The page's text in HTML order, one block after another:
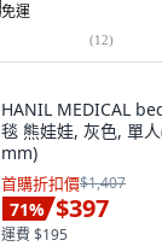
免運
(12)
HANIL MEDICAL
毯 熊娃娃, 灰色, 單
mm)
首購折扣價$1,407
71% $397
運費 $195